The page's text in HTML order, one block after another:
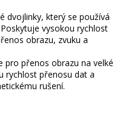
dvojlinky, který se používá
vysokou rychlost
obrazu, zvuku a
pro přenos obrazu na velké
rychlost přenosu dat a
rušení.